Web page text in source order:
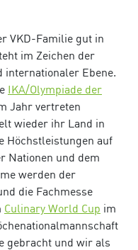
VKD-Familie gut in
im Zeichen der
internationaler Ebene.
IKA/Olympiade der
Jahr vertreten
wieder ihr Land in
Höchstleistungen auf
Nationen und dem
werden der
die Fachmesse
Culinary World Cup im
gebracht und wir als